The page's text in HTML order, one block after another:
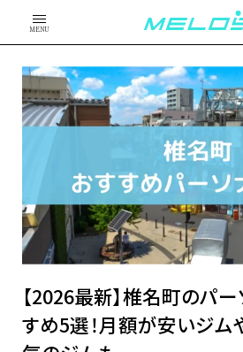
MENU
【2026最新】椎名町のパ
すめ5選！月額が安いジム